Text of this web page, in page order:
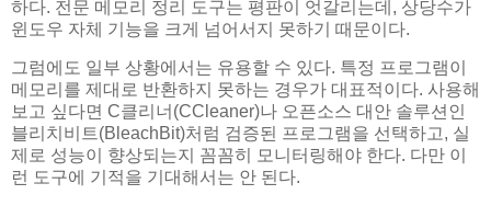
하다. 전문 메모리 정리 도구는 평판이 엇갈리는데, 상당수가
윈도우 자체 기능을 크게 넘어서지 못하기 때문이다.
그럼에도 일부 상황에서는 유용할 수 있다. 특정 프로그램이
메모리를 제대로 반환하지 못하는 경우가 대표적이다. 사용해
보고 싶다면 C클리너(CCleaner)나 오픈소스 대안 솔루션인
블리치비트(BleachBit)처럼 검증된 프로그램을 선택하고, 실
제로 성능이 향상되는지 꼼꼼히 모니터링해야 한다. 다만 이
런 도구에 기적을 기대해서는 안 된다.